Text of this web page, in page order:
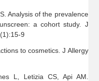
Analysis of the prevalence
a cohort study. J
9
to cosmetics. J Allergy
L, Letizia CS, Api AM.